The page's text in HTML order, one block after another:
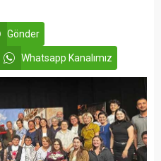
Gönder
Whatsapp Kanalımız